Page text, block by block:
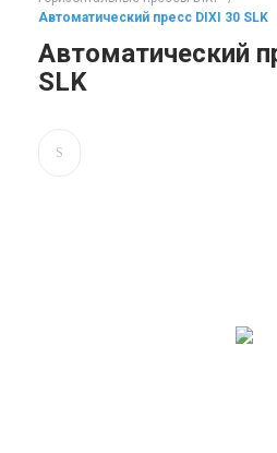
Автоматический пресс DIXI 30 SLK
Автоматический
SLK